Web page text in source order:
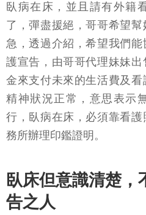
臥病在床，並且請有外籍
了，彈盡援絕，哥哥希望
急，透過介紹，希望我們
護宣告，由哥哥代理妹妹
金來支付未來的生活費及
精神狀況正常，意思表示
行，臥病在床，必須靠看
務所辦理印鑑證明。
臥床但意識清楚，
告之人